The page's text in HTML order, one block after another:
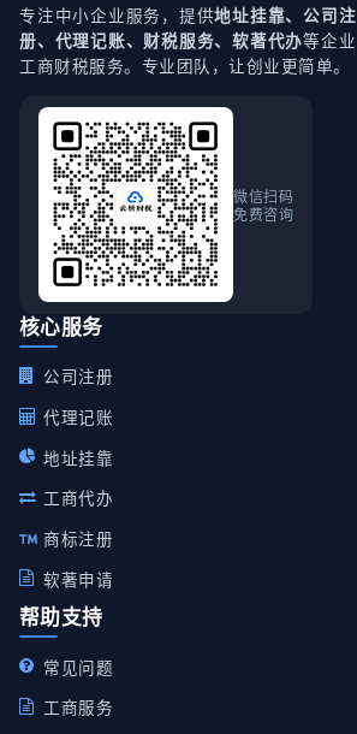
专注中小企业服务，提供地址挂靠、公司注
册、代理记账、财税服务、软著代办等企业
工商财税服务。专业团队，让创业更简单。
微信扫码
免费咨询
核心服务
公司注册
代理记账
地址挂靠
工商代办
商标注册
软著申请
帮助支持
常见问题
工商服务